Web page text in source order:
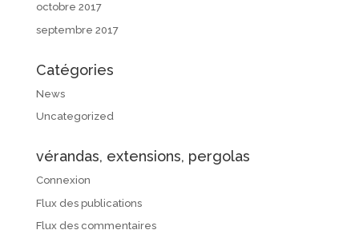
octobre 2017
septembre 2017
Catégories
News
Uncategorized
vérandas, extensions, pergolas
Connexion
Flux des publications
Flux des commentaires